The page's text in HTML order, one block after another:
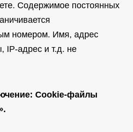
Содержимое постоянных
номером. Имя, адрес
IP-адрес и т.д. не
Cookie-файлы